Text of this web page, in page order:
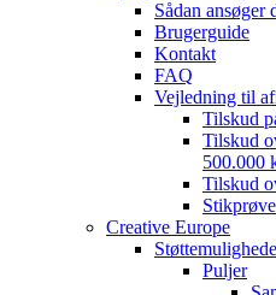
Sådan ansøger
Brugerguide
Kontakt
FAQ
Vejledning til
Tilskud
Tilskud
500.000
Tilskud
Stikprøve
Creative Europe
Puljer